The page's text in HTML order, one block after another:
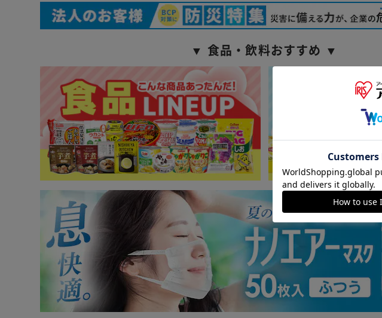
▼ 食品・飲料おすすめ ▼
※ご確認ください